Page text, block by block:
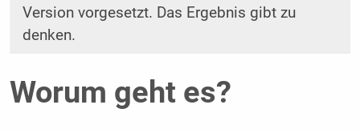
Version vorgesetzt. Das Ergebnis gibt zu
denken.
Worum geht es?